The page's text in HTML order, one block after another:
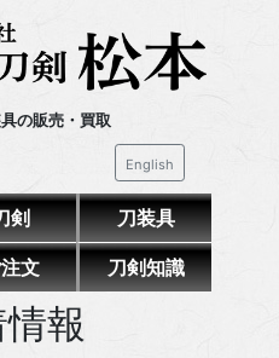
の販売・買取
English
剣 刀装具
文 刀剣知識
報